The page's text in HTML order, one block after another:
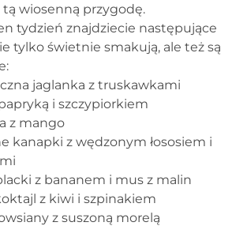
wiosenną przygodę.
tydzień znajdziecie następujące
tylko świetnie smakują, ale też są
jaglanka z truskawkami
i szczypiorkiem
z mango
kanapki z wędzonym łososiem i
z bananem i mus z malin
z kiwi i szpinakiem
z suszoną morelą